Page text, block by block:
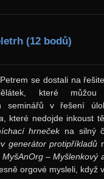
(12 bodů)
se dostali na
které můžou
seminářů v řešení
, které nedojde inkoust
hrnečekna silný
generátor protipříkladů
MyšAnOrg – Myšlenkový
orgové mysleli, když